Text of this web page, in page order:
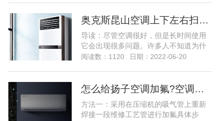
相结合，否则会对后期装修造成影响。
户第一要清楚的，但也并不是说，装修
之后就不能安装...
奥克斯昆山空调上下左右扫风不动怎么弄…
导读：尽管空调很好，但是长时间使用
它会出现很多问题。许多人不知道为什
么空调仍在左右上下扫动。然后，奥克
看一下！ 空调不左右上下扫动的原因之
电和...尽管空调很好，但是长时间使用
它会出现很多...
阅读数：1120 日期：2022-06-20
怎么给扬子空调加氟?空调加氟方法介绍…
方法一：采用在压缩机的吸气管上重新
焊接一段维修工艺管进行加氟具体步